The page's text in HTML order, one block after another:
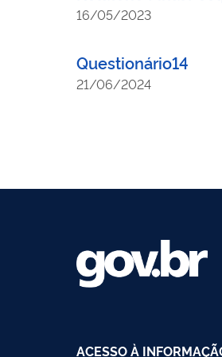
16/05/2023
Questionário14
21/06/2024
ACESSO À